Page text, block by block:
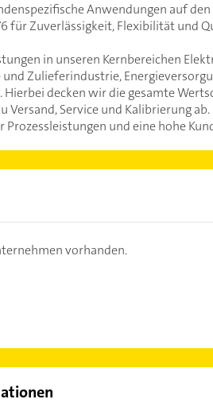
Anwendungen auf
für Zuverlässigkeit, Flexibilität und
in unseren Kernbereichen
Zulieferindustrie,
decken wir die gesamte
Service und Kalibrierung
Prozessleistungen und eine hohe
vorhanden.